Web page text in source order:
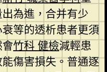
為進，合并有少
等的透析患者更須
竹科 健檢減輕患
傷害損失。普通逐